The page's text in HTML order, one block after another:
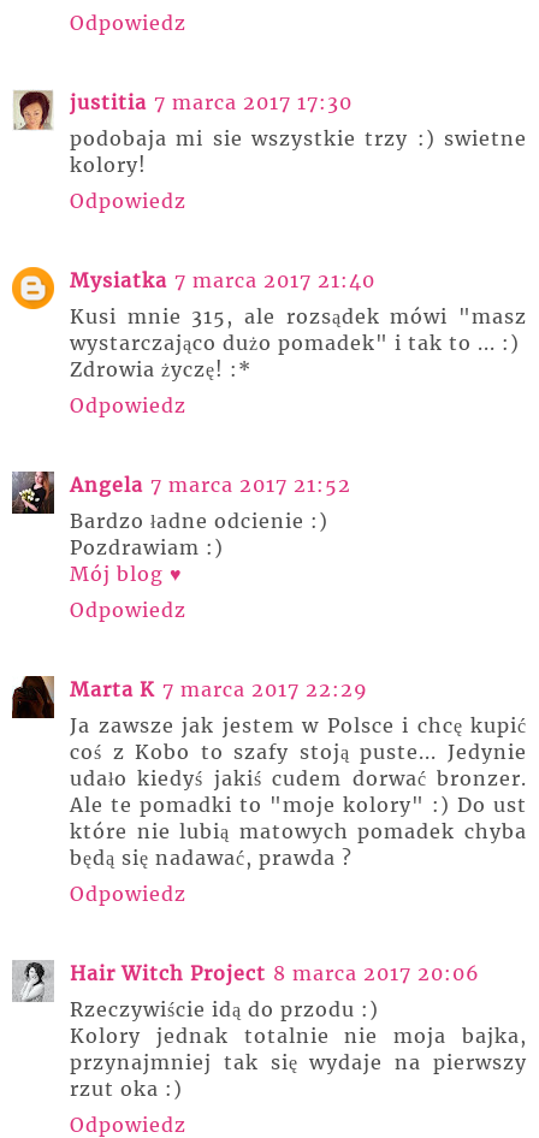
Odpowiedz
justitia 7 marca 2017 17:30
podobaja mi sie wszystkie trzy :) swietne
kolory!
Odpowiedz
Mysiatka 7 marca 2017 21:40
Kusi mnie 315, ale rozsądek mówi "masz
wystarczająco dużo pomadek" i tak to ... :)
Zdrowia życzę! :*
Odpowiedz
Angela 7 marca 2017 21:52
Bardzo ładne odcienie :)
Pozdrawiam :)
Mój blog ♥
Odpowiedz
Marta K 7 marca 2017 22:29
Ja zawsze jak jestem w Polsce i chcę kupić
coś z Kobo to szafy stoją puste... Jedynie
udało kiedyś jakiś cudem dorwać bronzer.
Ale te pomadki to "moje kolory" :) Do ust
które nie lubią matowych pomadek chyba
będą się nadawać, prawda ?
Odpowiedz
Hair Witch Project 8 marca 2017 20:06
Rzeczywiście idą do przodu :)
Kolory jednak totalnie nie moja bajka,
przynajmniej tak się wydaje na pierwszy
rzut oka :)
Odpowiedz